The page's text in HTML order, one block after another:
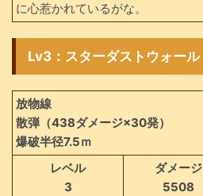
に心惹かれているがな。
Lv3：スターダストウォール
放物線
散弾（438ダメージ×30発）
爆破半径7.5ｍ
レベル
3
ダメージ
5508